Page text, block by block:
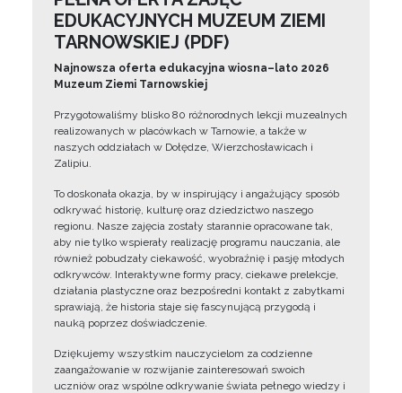
EDUKACYJNYCH MUZEUM ZIEMI
TARNOWSKIEJ (PDF)
Najnowsza oferta edukacyjna wiosna–lato 2026
Muzeum Ziemi Tarnowskiej
Przygotowaliśmy blisko 80 różnorodnych lekcji muzealnych
realizowanych w placówkach w Tarnowie, a także w
naszych oddziałach w Dołędze, Wierzchosławicach i
Zalipiu.
To doskonała okazja, by w inspirujący i angażujący sposób
odkrywać historię, kulturę oraz dziedzictwo naszego
regionu. Nasze zajęcia zostały starannie opracowane tak,
aby nie tylko wspierały realizację programu nauczania, ale
również pobudzały ciekawość, wyobraźnię i pasję młodych
odkrywców. Interaktywne formy pracy, ciekawe prelekcje,
działania plastyczne oraz bezpośredni kontakt z zabytkami
sprawiają, że historia staje się fascynującą przygodą i
nauką poprzez doświadczenie.
Dziękujemy wszystkim nauczycielom za codzienne
zaangażowanie w rozwijanie zainteresowań swoich
uczniów oraz wspólne odkrywanie świata pełnego wiedzy i